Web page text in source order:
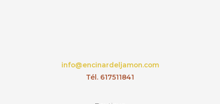
info@encinardeljamon.com
Tél. 617511841